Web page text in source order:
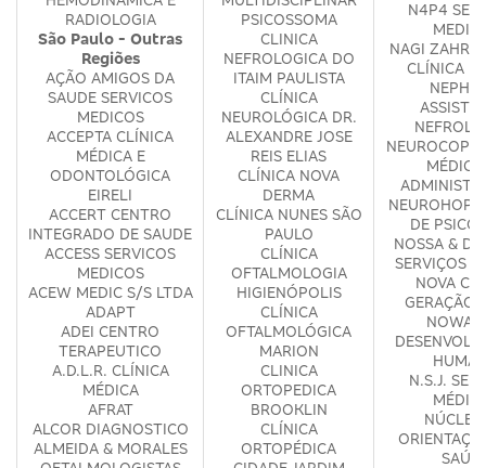
RADIOLOGIA
São Paulo - Outras
Regiões
AÇÃO AMIGOS DA
SAUDE SERVICOS
MEDICOS
ACCEPTA CLÍNICA
MÉDICA E
ODONTOLÓGICA
EIRELI
ACCERT CENTRO
INTEGRADO DE SAUDE
ACCESS SERVICOS
MEDICOS
ACEW MEDIC S/S LTDA
ADAPT
ADEI CENTRO
TERAPEUTICO
A.D.L.R. CLÍNICA
MÉDICA
AFRAT
ALCOR DIAGNOSTICO
ALMEIDA & MORALES
PSICOSSOMA
CLINICA
NEFROLOGICA DO
ITAIM PAULISTA
CLÍNICA
NEUROLÓGICA DR.
ALEXANDRE JOSE
REIS ELIAS
CLÍNICA NOVA
DERMA
CLÍNICA NUNES SÃO
PAULO
CLÍNICA
OFTALMOLOGIA
HIGIENÓPOLIS
CLÍNICA
OFTALMOLÓGICA
MARION
CLINICA
ORTOPEDICA
BROOKLIN
CLÍNICA
ORTOPÉDICA
N4P4
NAGI ZAHR
CLÍNICA
NEUROCOP
DE
NOSSA &
SERVIÇOS
NOVA
GERAÇÃO
NOWA
N.S.J.